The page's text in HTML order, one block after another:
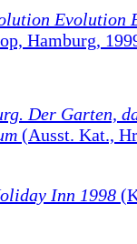
Evolution
Hamburg,
Der Garten,
(Ausst. Kat.,
Inn 1998